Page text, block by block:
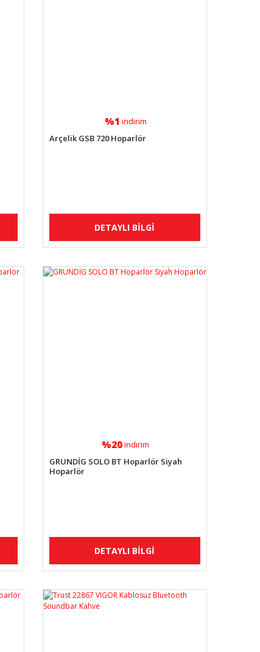
%1 indirim
Arçelik GSB 720 Hoparlör
DETAYLI BİLGİ
%20indirim
GRUNDİG SOLO BT Hoparlör Siyah
Hoparlör
DETAYLI BİLGİ